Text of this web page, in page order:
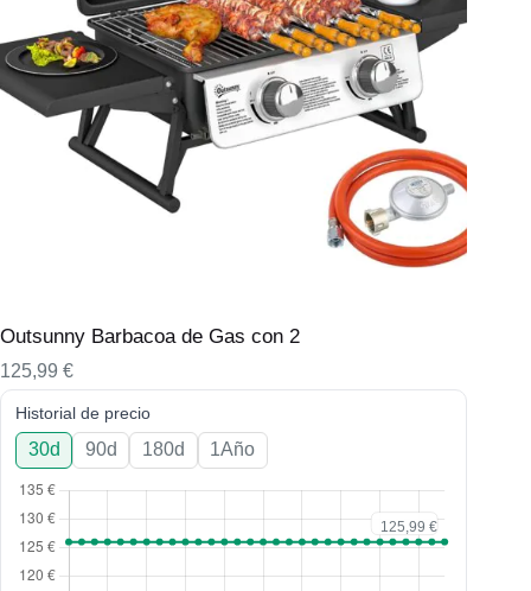
Outsunny Barbacoa de Gas con 2
125,99 €
Historial de precio
30d 90d 180d 1Año